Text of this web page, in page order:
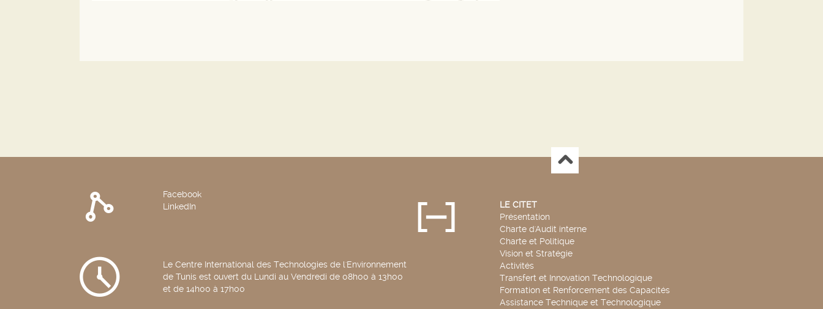
Facebook
LinkedIn
Le Centre International des Technologies de l'Environnement
de Tunis est ouvert du Lundi au Vendredi de 08h00 à 13h00
et de 14h00 à 17h00
LE CITET
Présentation
Charte d'Audit interne
Charte et Politique
Vision et Stratégie
Activités
Transfert et Innovation Technologique
Formation et Renforcement des Capacités
Assistance Technique et Technologique